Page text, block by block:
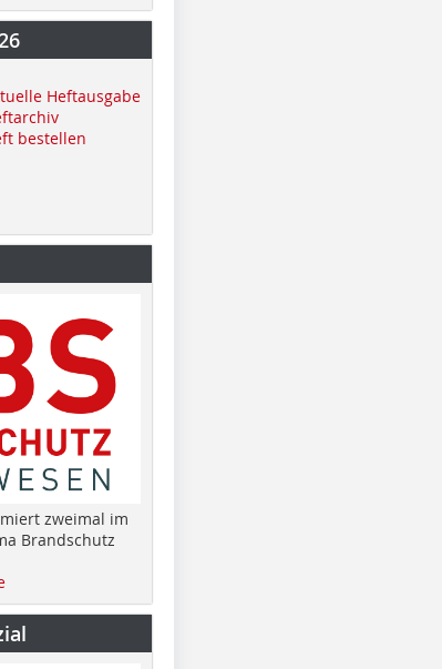
Heftausgabe
bestellen
zweimal im
Brandschutz